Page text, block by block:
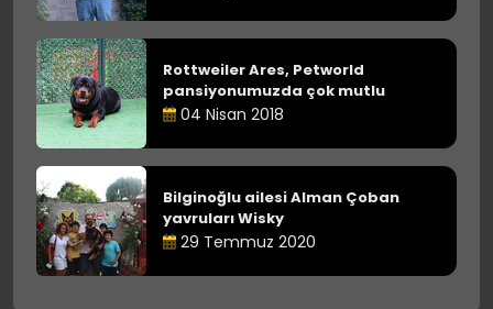
Rottweiler Ares, Petworld
pansiyonumuzda çok mutlu
04 Nisan 2018
Bilginoğlu ailesi Alman Çoban
yavruları Wisky
29 Temmuz 2020